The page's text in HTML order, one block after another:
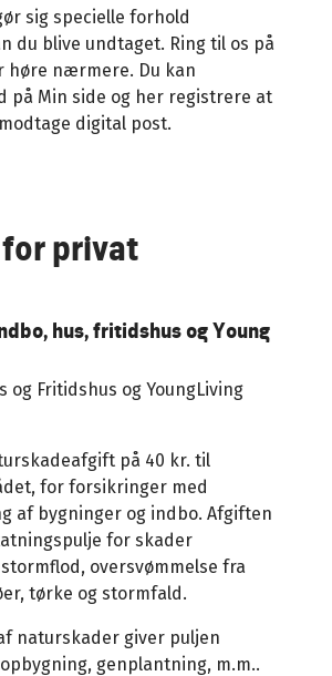
sig specielle forhold
du blive undtaget. Ring til os på
høre nærmere. Du kan
på Min side og her registrere at
digital post.
privat
hus, fritidshus og Young
og Fritidshus og YoungLiving
på 40 kr. til
for forsikringer med
af bygninger og indbo. Afgiften
for skader
oversvømmelse fra
tørke og stormfald.
naturskader giver puljen
genplantning, m.m..